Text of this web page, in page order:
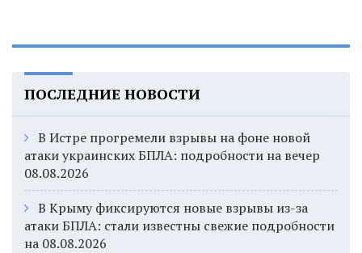
ПОСЛЕДНИЕ НОВОСТИ
В Истре прогремели взрывы на фоне новой
атаки украинских БПЛА: подробности на вечер
08.08.2026
В Крыму фиксируются новые взрывы из-за
атаки БПЛА: стали известны свежие подробности
на 08.08.2026